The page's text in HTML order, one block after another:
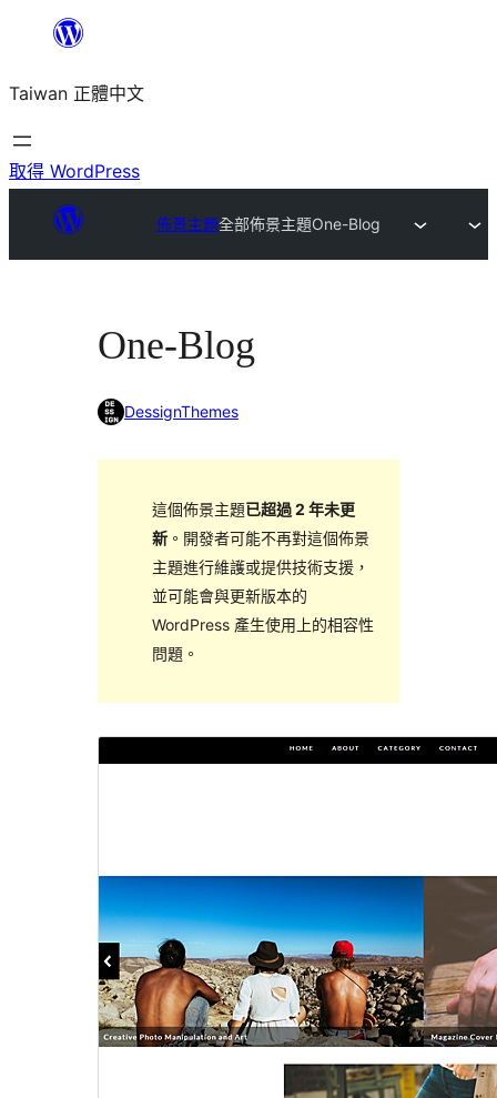
主
要
內
Taiwan 正體中文
取得 WordPress
佈景主題全部佈景主題One-Blog
One-Blog
DessignThemes
這個佈景主題已超過 2 年未更
新。開發者可能不再對這個佈景
主題進行維護或提供技術支援，
並可能會與更新版本的
WordPress 產生使用上的相容性
問題。